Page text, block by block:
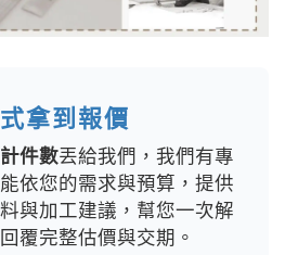
拿到報價
件數丟給我們，我們有專
依您的需求與預算，提供
與加工建議，幫您一次解
覆完整估價與交期。